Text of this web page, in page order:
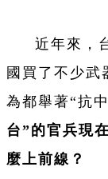
近年來，
國買了不少武
為都舉著“抗
台”的官兵現
麼上前線？